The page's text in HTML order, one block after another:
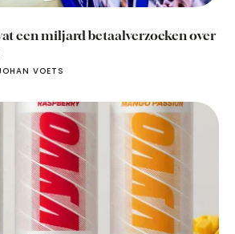
een miljard betaalverzoeken over
VOETS